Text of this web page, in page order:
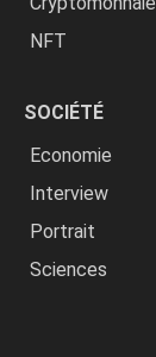
NFT
SOCIÉTÉ
Economie
Interview
Portrait
Sciences